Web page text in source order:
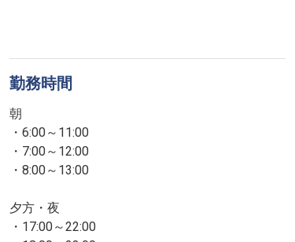
勤務時間
朝
・6:00～11:00
・7:00～12:00
・8:00～13:00
夕方・夜
・17:00～22:00